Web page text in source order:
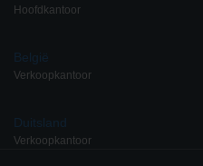
Hoofdkantoor
België
Verkoopkantoor
Duitsland
Verkoopkantoor